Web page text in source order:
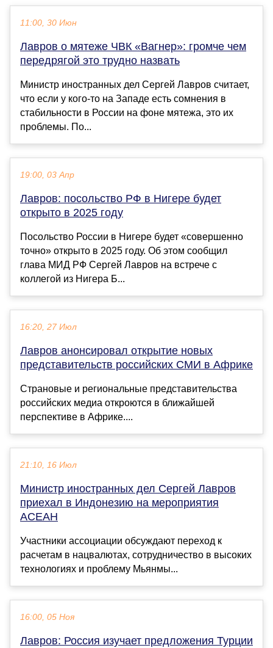
11:00, 30 Июн
Лавров о мятеже ЧВК «Вагнер»: громче чем
передрягой это трудно назвать
Министр иностранных дел Сергей Лавров считает,
что если у кого-то на Западе есть сомнения в
стабильности в России на фоне мятежа, это их
проблемы. По...
19:00, 03 Апр
Лавров: посольство РФ в Нигере будет
открыто в 2025 году
Посольство России в Нигере будет «совершенно
точно» открыто в 2025 году. Об этом сообщил
глава МИД РФ Сергей Лавров на встрече с
коллегой из Нигера Б...
16:20, 27 Июл
Лавров анонсировал открытие новых
представительств российских СМИ в Африке
Страновые и региональные представительства
российских медиа откроются в ближайшей
перспективе в Африке....
21:10, 16 Июл
Министр иностранных дел Сергей Лавров
приехал в Индонезию на мероприятия
АСЕАН
Участники ассоциации обсуждают переход к
расчетам в нацвалютах, сотрудничество в высоких
технологиях и проблему Мьянмы...
16:00, 05 Ноя
Лавров: Россия изучает предложения Турции